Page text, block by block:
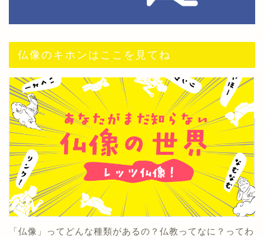
仏像のキホンはここを見てね
「仏像」ってどんな種類があるの？仏教ってなに？ってわ